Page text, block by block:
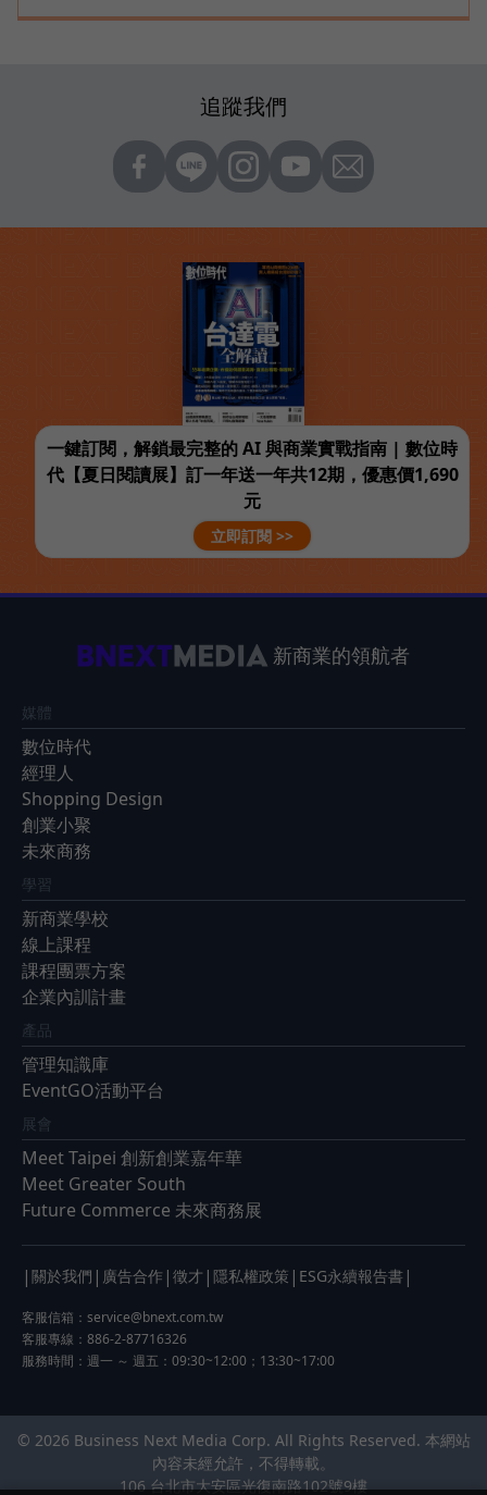
追蹤我們
一鍵訂閱，解鎖最完整的 AI 與商業實戰指南 | 數位時
代【夏日閱讀展】訂一年送一年共12期，優惠價1,690
元
立即訂閱 >>
新商業的領航者
媒體
數位時代
經理人
Shopping Design
創業小聚
未來商務
學習
新商業學校
線上課程
課程團票方案
企業內訓計畫
產品
管理知識庫
EventGO活動平台
展會
Meet Taipei 創新創業嘉年華
Meet Greater South
Future Commerce 未來商務展
| 關於我們 | 廣告合作 | 徵才 | 隱私權政策 | ESG永續報告書 |
客服信箱： service@bnext.com.tw
客服專線：886-2-87716326
服務時間：週一 ～ 週五：09:30~12:00；13:30~17:00
© 2026 Business Next Media Corp. All Rights Reserved. 本網站
內容未經允許，不得轉載。
106 台北市大安區光復南路102號9樓